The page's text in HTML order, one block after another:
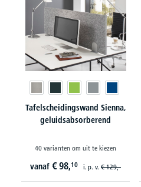
Tafelscheidingswand Sienna,
geluidsabsorberend
40 varianten om uit te kiezen
vanaf € 98,10 i. p. v. € 129,-